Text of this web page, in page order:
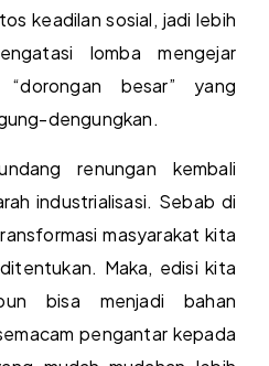
keadilan sosial, jadi lebih
lomba mengejar
“dorongan besar” yang
dengungkan.
renungan kembali
industrialisasi. Sebab di
masyarakat kita
Maka, edisi kita
bisa menjadi bahan
pengantar kepada